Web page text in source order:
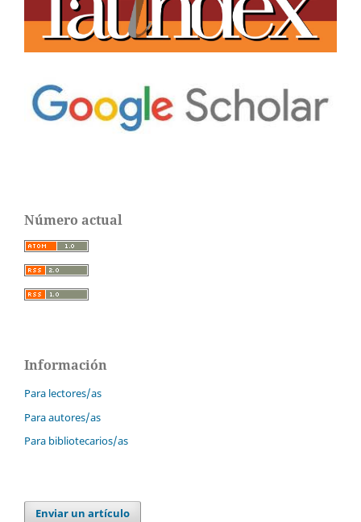
Número actual
Información
Para lectores/as
Para autores/as
Para bibliotecarios/as
Enviar un artículo